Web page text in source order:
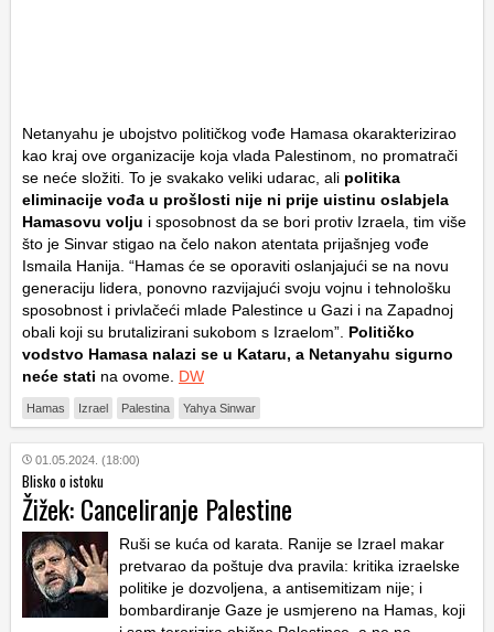
Netanyahu je ubojstvo političkog vođe Hamasa okarakterizirao
kao kraj ove organizacije koja vlada Palestinom, no promatrači
se neće složiti. To je svakako veliki udarac, ali politika
eliminacije vođa u prošlosti nije ni prije uistinu oslabjela
Hamasovu volju i sposobnost da se bori protiv Izraela, tim više
što je Sinvar stigao na čelo nakon atentata prijašnjeg vođe
Ismaila Hanija. “Hamas će se oporaviti oslanjajući se na novu
generaciju lidera, ponovno razvijajući svoju vojnu i tehnološku
sposobnost i privlačeći mlade Palestince u Gazi i na Zapadnoj
obali koji su brutalizirani sukobom s Izraelom”. Političko
vodstvo Hamasa nalazi se u Kataru, a Netanyahu sigurno
neće stati na ovome. DW
Hamas Izrael Palestina Yahya Sinwar
01.05.2024. (18:00)
Blisko o istoku
Žižek: Canceliranje Palestine
Ruši se kuća od karata. Ranije se Izrael makar
pretvarao da poštuje dva pravila: kritika izraelske
politike je dozvoljena, a antisemitizam nije; i
bombardiranje Gaze je usmjereno na Hamas, koji